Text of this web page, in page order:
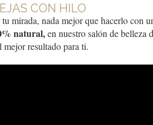
CON HILO
mirada, nada mejor que hacerlo con
natural,en nuestro salón de belleza
mejor resultado para ti.